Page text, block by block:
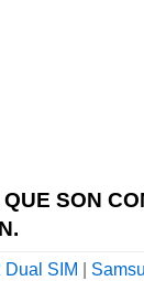
SON
Dual SIM